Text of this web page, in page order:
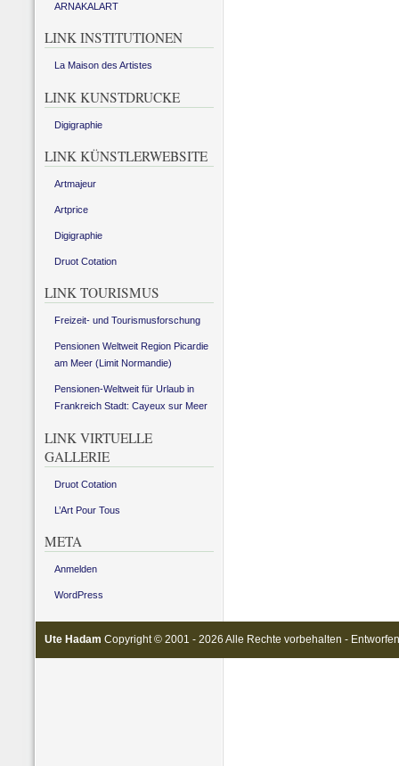
ARNAKALART
LINK INSTITUTIONEN
La Maison des Artistes
LINK KUNSTDRUCKE
Digigraphie
LINK KÜNSTLERWEBSITE
Artmajeur
Artprice
Digigraphie
Druot Cotation
LINK TOURISMUS
Freizeit- und Tourismusforschung
Pensionen Weltweit Region Picardie
am Meer (Limit Normandie)
Pensionen-Weltweit für Urlaub in
Frankreich Stadt: Cayeux sur Meer
LINK VIRTUELLE
GALLERIE
Druot Cotation
L’Art Pour Tous
META
Anmelden
WordPress
Ute Hadam Copyright © 2001 - 2026 Alle Rechte vorbehalten -